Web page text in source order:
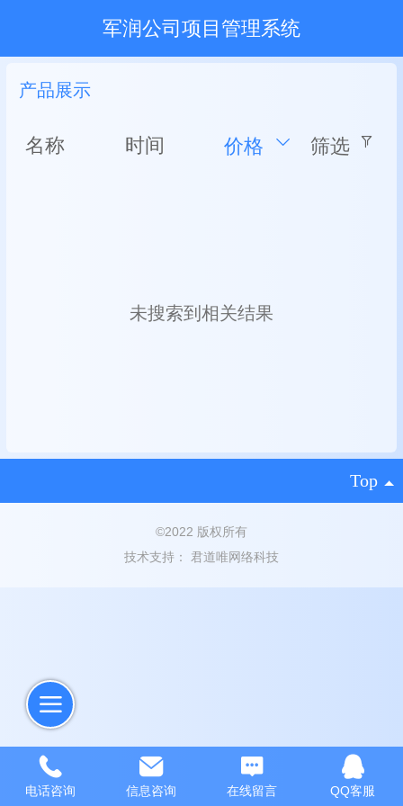
军润公司项目管理系统
产品展示
名称 时间 价格 筛选
未搜索到相关结果
Top
©2022 版权所有
技术支持： 君道唯网络科技
电话咨询 信息咨询 在线留言 QQ客服